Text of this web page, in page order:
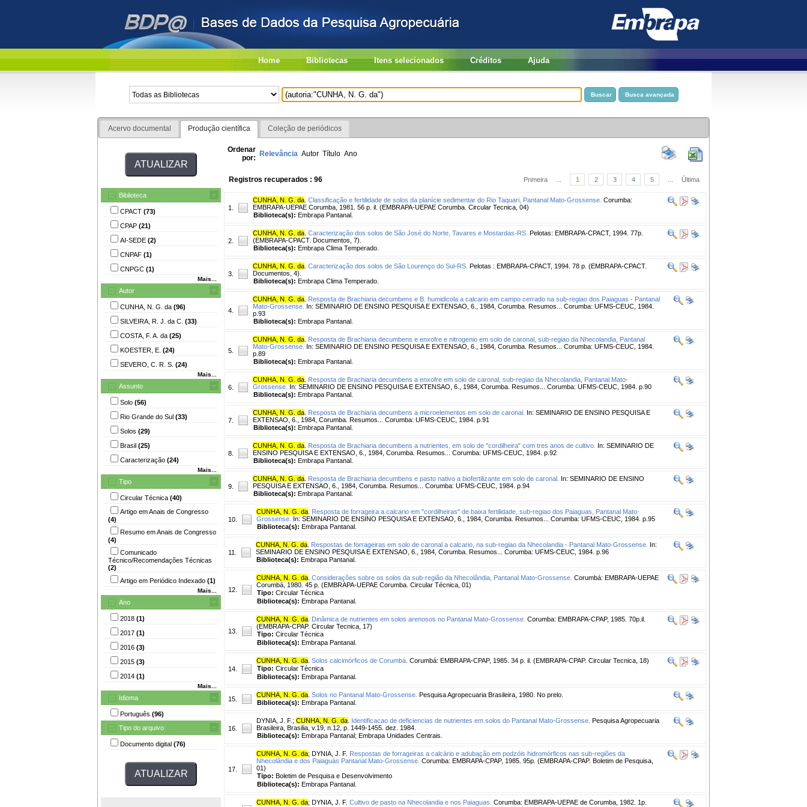
Home Bibliotecas Itens selecionados Créditos Ajuda
Acervo documental Produção científica Coleção de periódicos
Biblioteca
CPACT (73)
CPAP (21)
AI-SEDE (2)
CNPAF (1)
CNPGC (1)
Mais...
Autor
CUNHA, N. G. da (96)
SILVEIRA, R. J. da C. (33)
COSTA, F. A. da (25)
KOESTER, E. (24)
SEVERO, C. R. S. (24)
Mais...
Assunto
Solo (56)
Rio Grande do Sul (33)
Solos (29)
Brasil (25)
Caracterização (24)
Mais...
Tipo
Circular Técnica (40)
Artigo em Anais de Congresso
(4)
Resumo em Anais de Congresso
(4)
Comunicado
Técnico/Recomendações Técnicas
(2)
Artigo em Periódico Indexado (1)
Mais...
Ano
2018 (1)
2017 (1)
2016 (3)
2015 (3)
2014 (1)
Mais...
Idioma
Português (96)
Tipo do arquivo
Documento digital (76)
Ordenar
por: Relevância Autor Título Ano
Registros recuperados : 96 Primeira 1 2 3 4 5 Última
1.
CUNHA, N. G. da Classificação e fertilidade de solos da planície sedimentar do Rio Taquari, Pantanal Mato-Grossense. Corumba:
EMBRAPA-UEPAE Corumba, 1981. 56 p. il. (EMBRAPA-UEPAE Corumba. Circular Tecnica, 04)
Biblioteca(s): Embrapa Pantanal.
2.
CUNHA, N. G. da Caracterização dos solos de São José do Norte, Tavares e Mostardas-RS. Pelotas: EMBRAPA-CPACT, 1994. 77p.
(EMBRAPA-CPACT. Documentos, 7).
Biblioteca(s): Embrapa Clima Temperado.
3.
CUNHA, N. G. da Caracterização dos solos de São Lourenço do Sul-RS. Pelotas : EMBRAPA-CPACT, 1994. 78 p. (EMBRAPA-CPACT.
Documentos, 4).
Biblioteca(s): Embrapa Clima Temperado.
4.
CUNHA, N. G. da Resposta de Brachiaria decumbens e B. humidicola a calcario em campo cerrado na sub-regiao dos Paiaguas - Pantanal
Mato-Grossense. In: SEMINARIO DE ENSINO PESQUISA E EXTENSAO, 6., 1984, Corumba. Resumos... Corumba: UFMS-CEUC, 1984.
p.93
Biblioteca(s): Embrapa Pantanal.
5.
CUNHA, N. G. da Resposta de Brachiaria decumbens e enxofre e nitrogenio em solo de caronal, sub-regiao da Nhecolandia, Pantanal
Mato-Grossense. In: SEMINARIO DE ENSINO PESQUISA E EXTENSAO, 6., 1984, Corumba. Resumos... Corumba: UFMS-CEUC, 1984.
p.89
Biblioteca(s): Embrapa Pantanal.
6.
CUNHA, N. G. da Resposta de Brachiaria decumbens a enxofre em solo de caronal, sub-regiao da Nhecolandia, Pantanal Mato-
Grossense. In: SEMINARIO DE ENSINO PESQUISA E EXTENSAO, 6., 1984, Corumba. Resumos... Corumba: UFMS-CEUC, 1984. p.90
Biblioteca(s): Embrapa Pantanal.
7.
CUNHA, N. G. da Resposta de Brachiaria decumbens a microelementos em solo de caronal. In: SEMINARIO DE ENSINO PESQUISA E
EXTENSAO, 6., 1984, Corumba. Resumos... Corumba: UFMS-CEUC, 1984. p.91
Biblioteca(s): Embrapa Pantanal.
8.
CUNHA, N. G. da Resposta de Brachiaria decumbens a nutrientes, em solo de "cordilheira" com tres anos de cultivo. In: SEMINARIO DE
ENSINO PESQUISA E EXTENSAO, 6., 1984, Corumba. Resumos... Corumba: UFMS-CEUC, 1984. p.92
Biblioteca(s): Embrapa Pantanal.
9.
CUNHA, N. G. da Resposta de Brachiaria decumbens e pasto nativo a biofertilizante em solo de caronal. In: SEMINARIO DE ENSINO
PESQUISA E EXTENSAO, 6., 1984, Corumba. Resumos... Corumba: UFMS-CEUC, 1984. p.94
Biblioteca(s): Embrapa Pantanal.
10.
CUNHA, N. G. da Resposta de forrageira a calcario em "cordilheiras" de baixa fertilidade, sub-regiao dos Paiaguas, Pantanal Mato-
Grossense. In: SEMINARIO DE ENSINO PESQUISA E EXTENSAO, 6., 1984, Corumba. Resumos... Corumba: UFMS-CEUC, 1984. p.95
Biblioteca(s): Embrapa Pantanal.
11.
CUNHA, N. G. da Respostas de forrageiras em solo de caronal a calcario, na sub-regiao da Nhecolandia - Pantanal Mato-Grossense. In:
SEMINARIO DE ENSINO PESQUISA E EXTENSAO, 6., 1984, Corumba. Resumos... Corumba: UFMS-CEUC, 1984. p.96
Biblioteca(s): Embrapa Pantanal.
12.
CUNHA, N. G. da Considerações sobre os solos da sub-região da Nhecolândia, Pantanal Mato-Grossense. Corumbá: EMBRAPA-UEPAE
Corumbá, 1980. 45 p. (EMBRAPA-UEPAE Corumba. Circular Técnica, 01)
Tipo: Circular Técnica
Biblioteca(s): Embrapa Pantanal.
13.
CUNHA, N. G. da Dinâmica de nutrientes em solos arenosos no Pantanal Mato-Grossense. Corumba: EMBRAPA-CPAP, 1985. 70p.il.
(EMBRAPA-CPAP. Circular Tecnica, 17)
Tipo: Circular Técnica
Biblioteca(s): Embrapa Pantanal.
14.
CUNHA, N. G. da Solos calcimórficos de Corumbá. Corumbá: EMBRAPA-CPAP, 1985. 34 p. il. (EMBRAPA-CPAP. Circular Tecnica, 18)
Tipo: Circular Técnica
Biblioteca(s): Embrapa Pantanal.
15.
CUNHA, N. G. da Solos no Pantanal Mato-Grossense. Pesquisa Agropecuaria Brasileira, 1980. No prelo.
Biblioteca(s): Embrapa Pantanal.
16.
DYNIA, J. F. ; CUNHA, N. G. da Identificacao de deficiencias de nutrientes em solos do Pantanal Mato-Grossense. Pesquisa Agropecuaria
Brasileira, Brasilia, v.19, n.12, p. 1449-1455. dez. 1984.
Biblioteca(s): Embrapa Pantanal; Embrapa Unidades Centrais.
17.
CUNHA, N. G. da; DYNIA, J. F. Respostas de forrageiras a calcário e adubação em podzóis hidromórficos nas sub-regiões da
Nhecolândia e dos Paiaguás Pantanal Mato-Grossense. Corumba: EMBRAPA-CPAP, 1985. 95p. (EMBRAPA-CPAP. Boletim de Pesquisa,
01)
Tipo: Boletim de Pesquisa e Desenvolvimento
Biblioteca(s): Embrapa Pantanal.
CUNHA, N. G. da; DYNIA, J. F. Cultivo de pasto na Nhecolandia e nos Paiaguas. Corumba: EMBRAPA-UEPAE de Corumba, 1982. 1p.